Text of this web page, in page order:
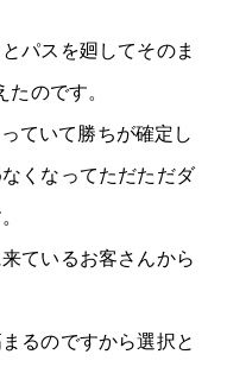
パスを廻してそのま
のです。
ていて勝ちが確定し
くなってただただダ
ているお客さんから
るのですから選択と